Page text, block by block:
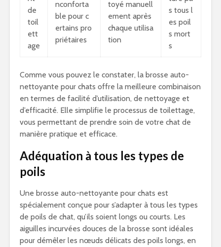
de
toil
ett
age
nconforta
ble pour c
ertains pro
priétaires
toyé manuell
ement après
chaque utilisa
tion
s tous l
es poil
s mort
s
Comme vous pouvez le constater, la brosse auto-
nettoyante pour chats offre la meilleure combinaison
en termes de facilité d’utilisation, de nettoyage et
d’efficacité. Elle simplifie le processus de toilettage,
vous permettant de prendre soin de votre chat de
manière pratique et efficace.
Adéquation à tous les types de
poils
Une brosse auto-nettoyante pour chats est
spécialement conçue pour s’adapter à tous les types
de poils de chat, qu’ils soient longs ou courts. Les
aiguilles incurvées douces de la brosse sont idéales
pour démêler les nœuds délicats des poils longs, en